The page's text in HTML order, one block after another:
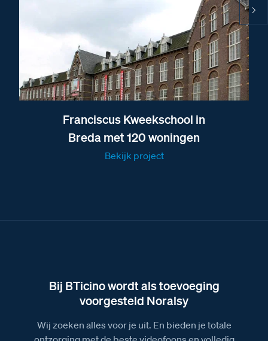
Fabrieksschema modules monteren Serie 150 t/m
Brochure over de deurstation modules van BTicino
Brochure over de vaste combinaties van Nelec
Brochure over alle deurstations van BTicino
Brochure over het Serie 151 deurstation
Afmetingen van het Serie 151A deurstation met 16
BTicino beldrukkers
Franciscus Kweekschool in
Breda met 120 woningen
Bekijk project
Bij BTicino wordt als toevoeging
voorgesteld Noralsy
Wij zoeken alles voor je uit. En bieden je totale